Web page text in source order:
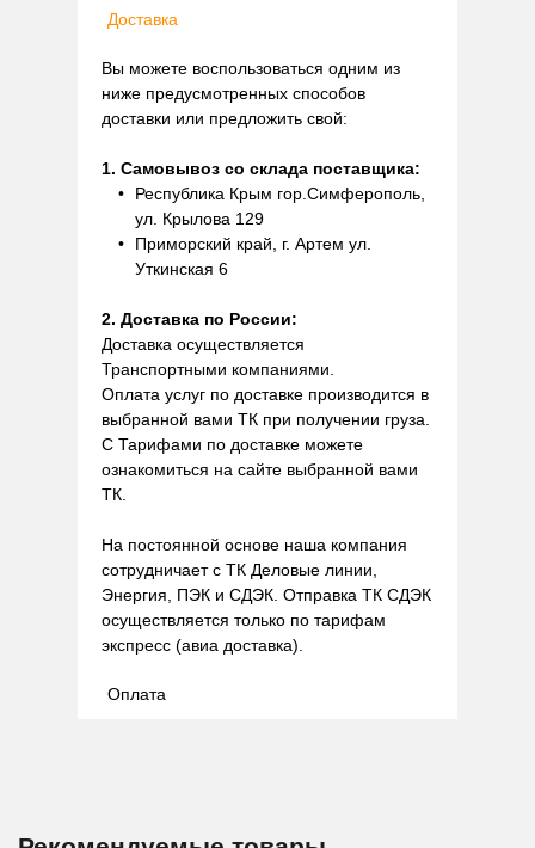
Доставка
Вы можете воспользоваться одним из
ниже предусмотренных способов
доставки или предложить свой:
1. Самовывоз со склада поставщика:
Республика Крым гор.Симферополь,
ул. Крылова 129
Приморский край, г. Артем ул.
Уткинская 6
2. Доставка по России:
Доставка осуществляется
Транспортными компаниями.
Оплата услуг по доставке производится в
выбранной вами ТК при получении груза.
С Тарифами по доставке можете
ознакомиться на сайте выбранной вами
ТК.
На постоянной основе наша компания
сотрудничает с ТК Деловые линии,
Энергия, ПЭК и СДЭК. Отправка ТК СДЭК
осуществляется только по тарифам
экспресс (авиа доставка).
Оплата